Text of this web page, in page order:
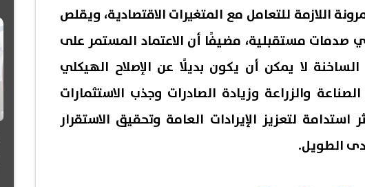
اللازمة للتعامل مع المتغيرات الاقتصادية، ويقلص
صدمات مستقبلية، مضيفًا أن الاعتماد المستمر على
الساخنة لا يمكن أن يكون بديلًا عن الإصلاح الهيكلي
والزراعة وزيادة الصادرات وجذب الاستثمارات
استدامة لتعزيز الإيرادات العامة وتحقيق الاستقرار
الطويل.